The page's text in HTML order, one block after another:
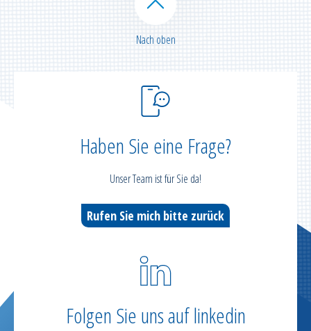
Haben Sie eine Frage?
Unser Team ist für Sie da!
Rufen Sie mich bitte zurück
Folgen Sie uns auf linkedin
Nach oben